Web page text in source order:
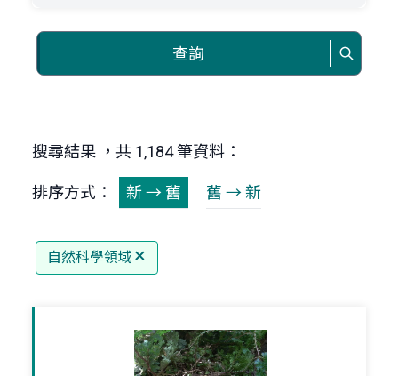
查詢
搜尋結果 ，共 1,184 筆資料：
排序方式： 新 → 舊 舊 → 新
自然科學領域